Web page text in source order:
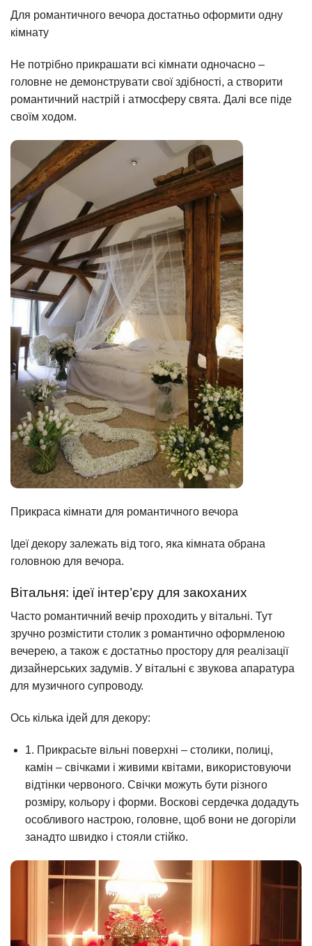
Для романтичного вечора достатньо оформити одну
кімнату
Не потрібно прикрашати всі кімнати одночасно –
головне не демонструвати свої здібності, а створити
романтичний настрій і атмосферу свята. Далі все піде
своїм ходом.
Прикраса кімнати для романтичного вечора
Ідеї декору залежать від того, яка кімната обрана
головною для вечора.
Вітальня: ідеї інтер’єру для закоханих
Часто романтичний вечір проходить у вітальні. Тут
зручно розмістити столик з романтично оформленою
вечерею, а також є достатньо простору для реалізації
дизайнерських задумів. У вітальні є звукова апаратура
для музичного супроводу.
Ось кілька ідей для декору:
1. Прикрасьте вільні поверхні – столики, полиці,
камін – свічками і живими квітами, використовуючи
відтінки червоного. Свічки можуть бути різного
розміру, кольору і форми. Воскові сердечка додадуть
особливого настрою, головне, щоб вони не догоріли
занадто швидко і стояли стійко.